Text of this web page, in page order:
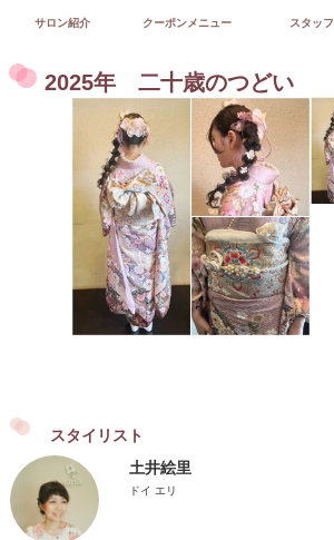
サロン紹介 クーポンメニュー スタッフ
2025年 二十歳のつどい
スタイリスト
土井絵里
ドイ エリ